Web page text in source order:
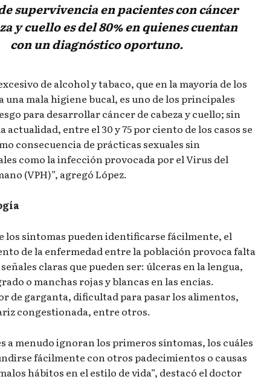
supervivencia en pacientes con cáncer
y cuello es del 80% en quienes cuentan
con un diagnóstico oportuno.
de alcohol y tabaco, que en la mayoría de los
una mala higiene bucal, es uno de los principales
para desarrollar cáncer de cabeza y cuello; sin
actualidad, entre el 30 y 75 por ciento de los casos se
consecuencia de prácticas sexuales sin
como la infección provocada por el Virus del
(VPH)”, agregó López.
los síntomas pueden identificarse fácilmente, el
de la enfermedad entre la población provoca falta
claras que pueden ser: úlceras en la lengua,
o manchas rojas y blancas en las encías.
de garganta, dificultad para pasar los alimentos,
congestionada, entre otros.
a menudo ignoran los primeros síntomas, los cuáles
fácilmente con otros padecimientos o causas
hábitos en el estilo de vida”, destacó el doctor